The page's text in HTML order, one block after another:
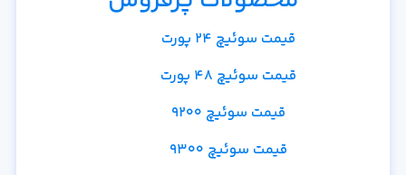
قیمت سوئیچ 24 پورت
قیمت سوئیچ 48 پورت
قیمت سوئیچ 9200
قیمت سوئیچ 9300